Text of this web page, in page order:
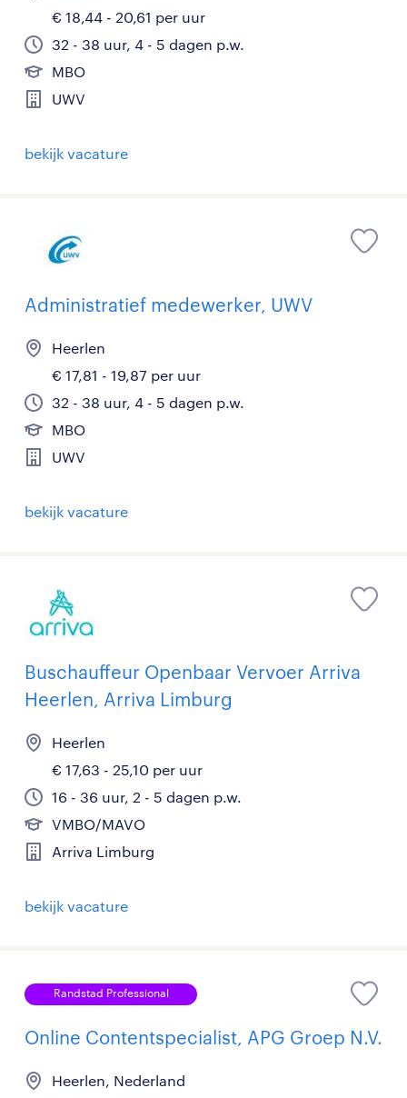
€ 18,44 - 20,61 per uur
32 - 38 uur, 4 - 5 dagen p.w.
MBO
UWV
bekijk vacature
Administratief medewerker, UWV
Heerlen
€ 17,81 - 19,87 per uur
32 - 38 uur, 4 - 5 dagen p.w.
MBO
UWV
bekijk vacature
Buschauffeur Openbaar Vervoer Arriva
Heerlen, Arriva Limburg
Heerlen
€ 17,63 - 25,10 per uur
16 - 36 uur, 2 - 5 dagen p.w.
VMBO/MAVO
Arriva Limburg
bekijk vacature
Randstad Professional
Online Contentspecialist, APG Groep N.V.
Heerlen, Nederland